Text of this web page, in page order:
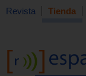
Revista Tienda